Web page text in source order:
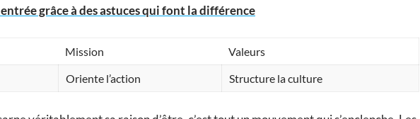
entrée grâce à des astuces qui font la différence
Mission
Valeurs
Oriente l’action Structure la culture